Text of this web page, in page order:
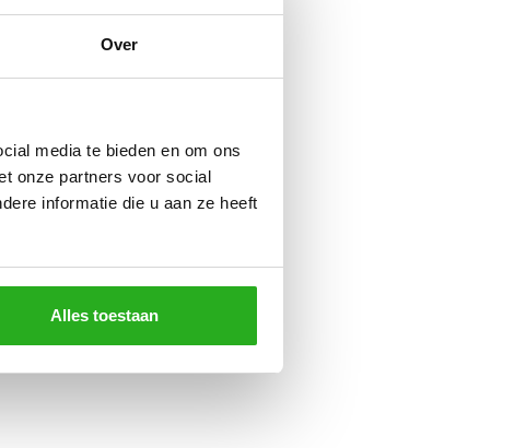
Over
media te bieden en om ons
onze partners voor social
informatie die u aan ze heeft
Alles toestaan